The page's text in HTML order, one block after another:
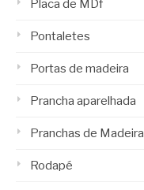
Placa de MDf
Pontaletes
Portas de madeira
Prancha aparelhada
Pranchas de Madeira
Rodapé